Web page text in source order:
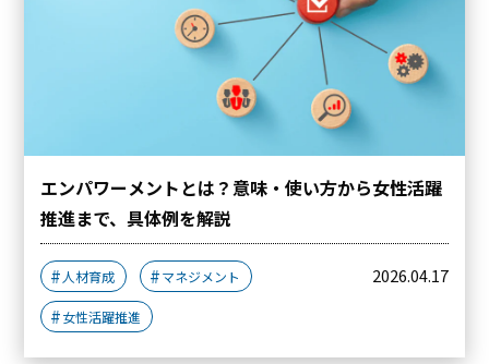
エンパワーメントとは？意味・使い方から女性活躍
推進まで、具体例を解説
人材育成 マネジメント
女性活躍推進
2026.04.17